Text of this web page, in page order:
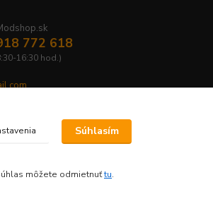
772 618
16:30 hod.)
Súhlasím
môžete odmietnuťtu.